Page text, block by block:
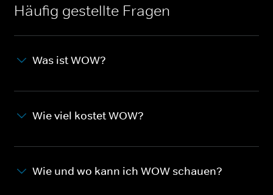
Häufig gestellte Fragen
Was ist WOW?
Wie viel kostet WOW?
Wie und wo kann ich WOW schauen?